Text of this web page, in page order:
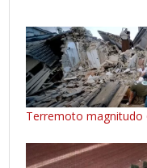
Terremoto magnitudo